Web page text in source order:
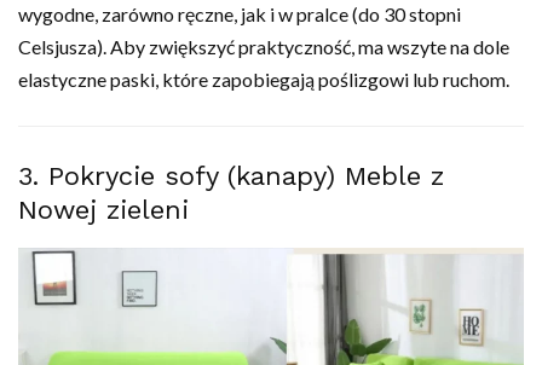
wygodne, zarówno ręczne, jak i w pralce (do 30 stopni
Celsjusza). Aby zwiększyć praktyczność, ma wszyte na dole
elastyczne paski, które zapobiegają poślizgowi lub ruchom.
3. Pokrycie sofy (kanapy) Meble z
Nowej zieleni